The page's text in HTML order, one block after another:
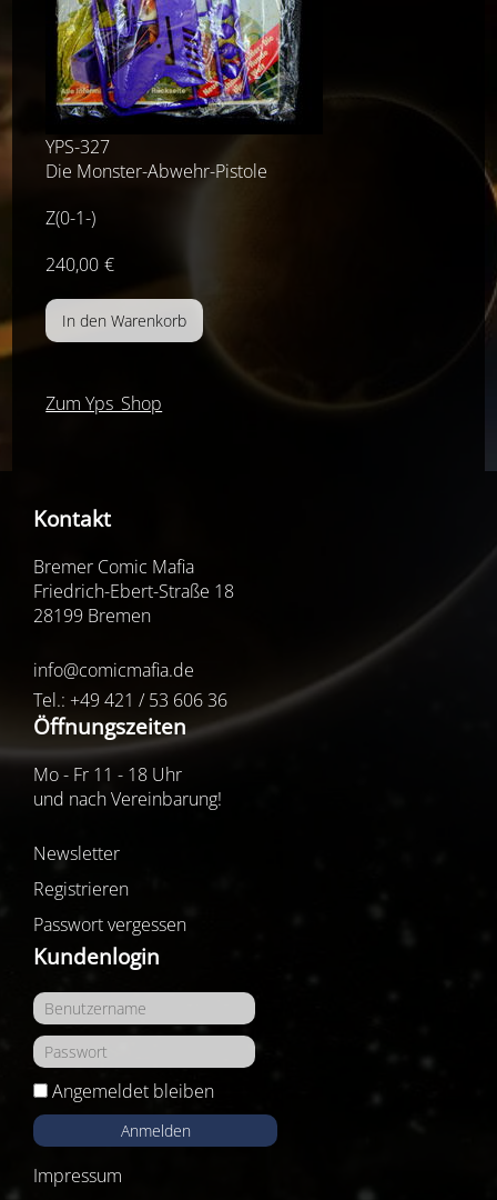
YPS-327
Die Monster-Abwehr-Pistole
Z(0-1-)
240,00 €
Zum Yps_Shop
Kontakt
Bremer Comic Mafia
Friedrich-Ebert-Straße 18
28199 Bremen
info@comicmafia.de
Tel.: +49 421 / 53 606 36
Öffnungszeiten
Mo - Fr 11 - 18 Uhr
und nach Vereinbarung!
Newsletter
Registrieren
Passwort vergessen
Kundenlogin
Angemeldet bleiben
Anmelden
Impressum